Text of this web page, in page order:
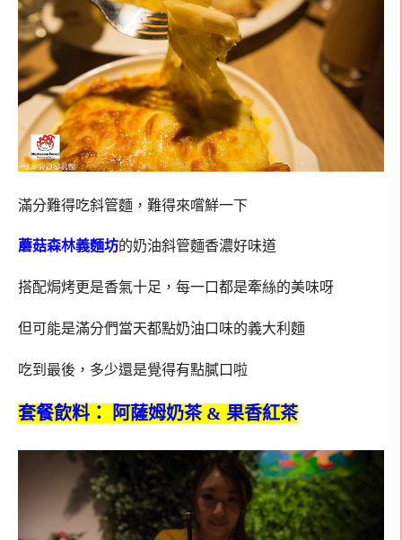
滿分難得吃斜管麵，難得來嚐鮮一下
蘑菇森林義麵坊的奶油斜管麵香濃好味道
搭配焗烤更是香氣十足，每一口都是牽絲的美味呀
但可能是滿分們當天都點奶油口味的義大利麵
吃到最後，多少還是覺得有點膩口啦
套餐飲料： 阿薩姆奶茶 & 果香紅茶